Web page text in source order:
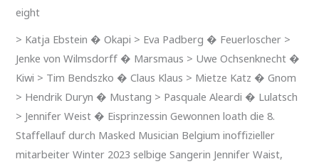
eight
> Katja Ebstein � Okapi > Eva Padberg � Feuerloscher >
Jenke von Wilmsdorff � Marsmaus > Uwe Ochsenknecht �
Kiwi > Tim Bendszko � Claus Klaus > Mietze Katz � Gnom
> Hendrik Duryn � Mustang > Pasquale Aleardi � Lulatsch
> Jennifer Weist � Eisprinzessin Gewonnen loath die 8.
Staffellauf durch Masked Musician Belgium inoffizieller
mitarbeiter Winter 2023 selbige Sangerin Jennifer Waist,